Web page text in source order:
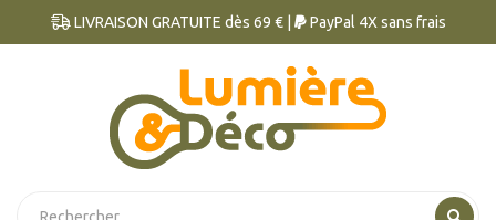
LIVRAISON GRATUITE dès 69 € | PayPal 4X sans frais